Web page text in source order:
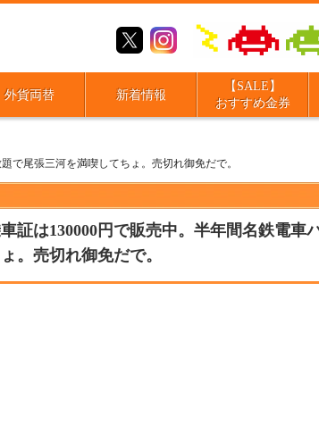
外貨両替 新着情報
【SALE】
おすすめ金券
で尾張三河を満喫してちょ。売切れ御免だで。
証は130000円で販売中。半年間名鉄電車
。売切れ御免だで。